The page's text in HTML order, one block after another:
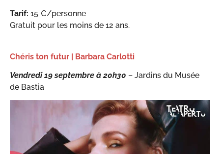
Tarif: 15 €/personne
Gratuit pour les moins de 12 ans.
Chéris ton futur | Barbara Carlotti
Vendredi 19 septembre à 20h30 – Jardins du Musée
de Bastia